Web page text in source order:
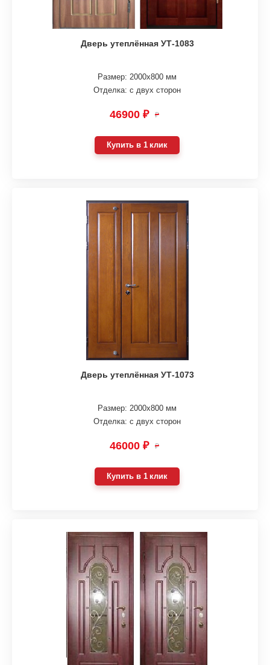
Дверь утеплённая УТ-1083
Размер: 2000х800 мм
Отделка: с двух сторон
46900 ₽ ₽
Купить в 1 клик
Дверь утеплённая УТ-1073
Размер: 2000х800 мм
Отделка: с двух сторон
46000 ₽ ₽
Купить в 1 клик